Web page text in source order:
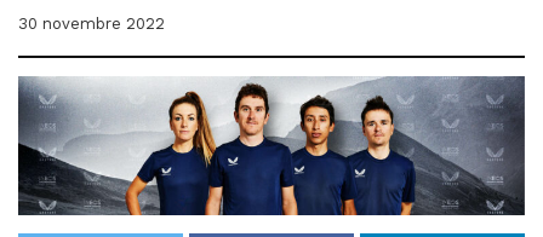
30 novembre 2022